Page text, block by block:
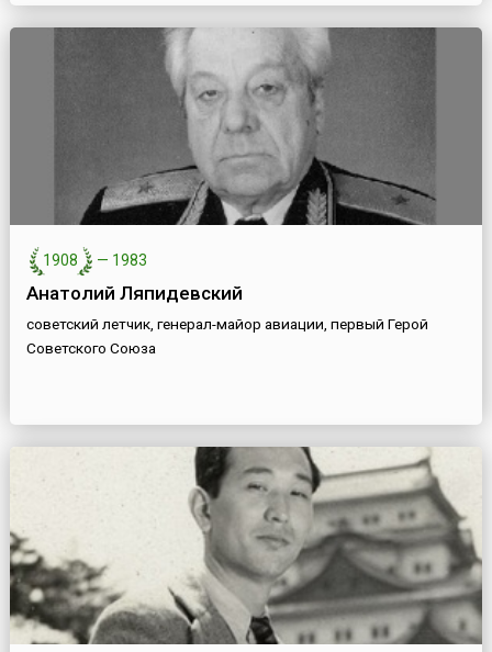
1908 — 1983
Анатолий Ляпидевский
советский летчик, генерал-майор авиации, первый Герой
Советского Союза